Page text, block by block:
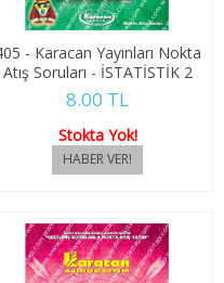
- Karacan Yayınları Nokta
Atış Soruları - İSTATİSTİK 2
8.00 TL
Stokta Yok!